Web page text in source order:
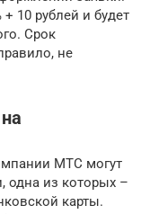
10 рублей и будет
Срок
не
МТС могут
одна из которых –
карты.